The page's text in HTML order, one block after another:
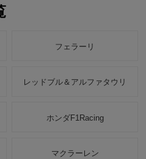
フェラーリ
レッドブル＆アルファタウリ
ホンダF1Racing
マクラーレン